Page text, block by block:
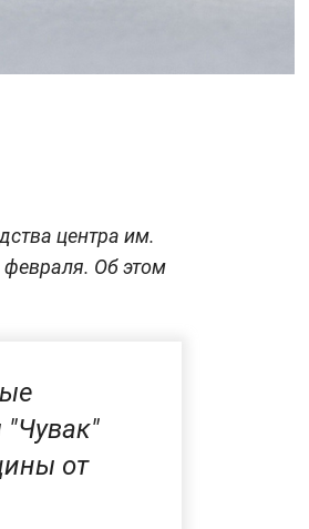
центра им.
февраля. Об этом
от